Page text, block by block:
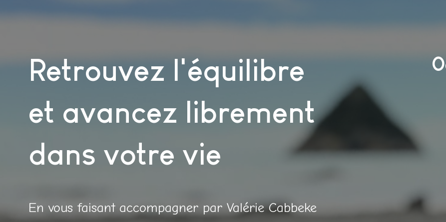
Retrouvez l'équilibre
et avancez librement
dans votre vie
En vous faisant accompagner par Valérie Cabbeke